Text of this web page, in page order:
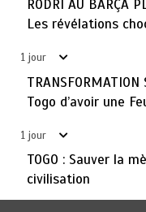
RODRI AU BARÇA
Les révélations
1 jour
Togo d’avoir une
1 jour
TOGO : Sauver la
civilisation
4
PREFETS: … Vers
RECHERCHE ET
l’enracinement
tourisme